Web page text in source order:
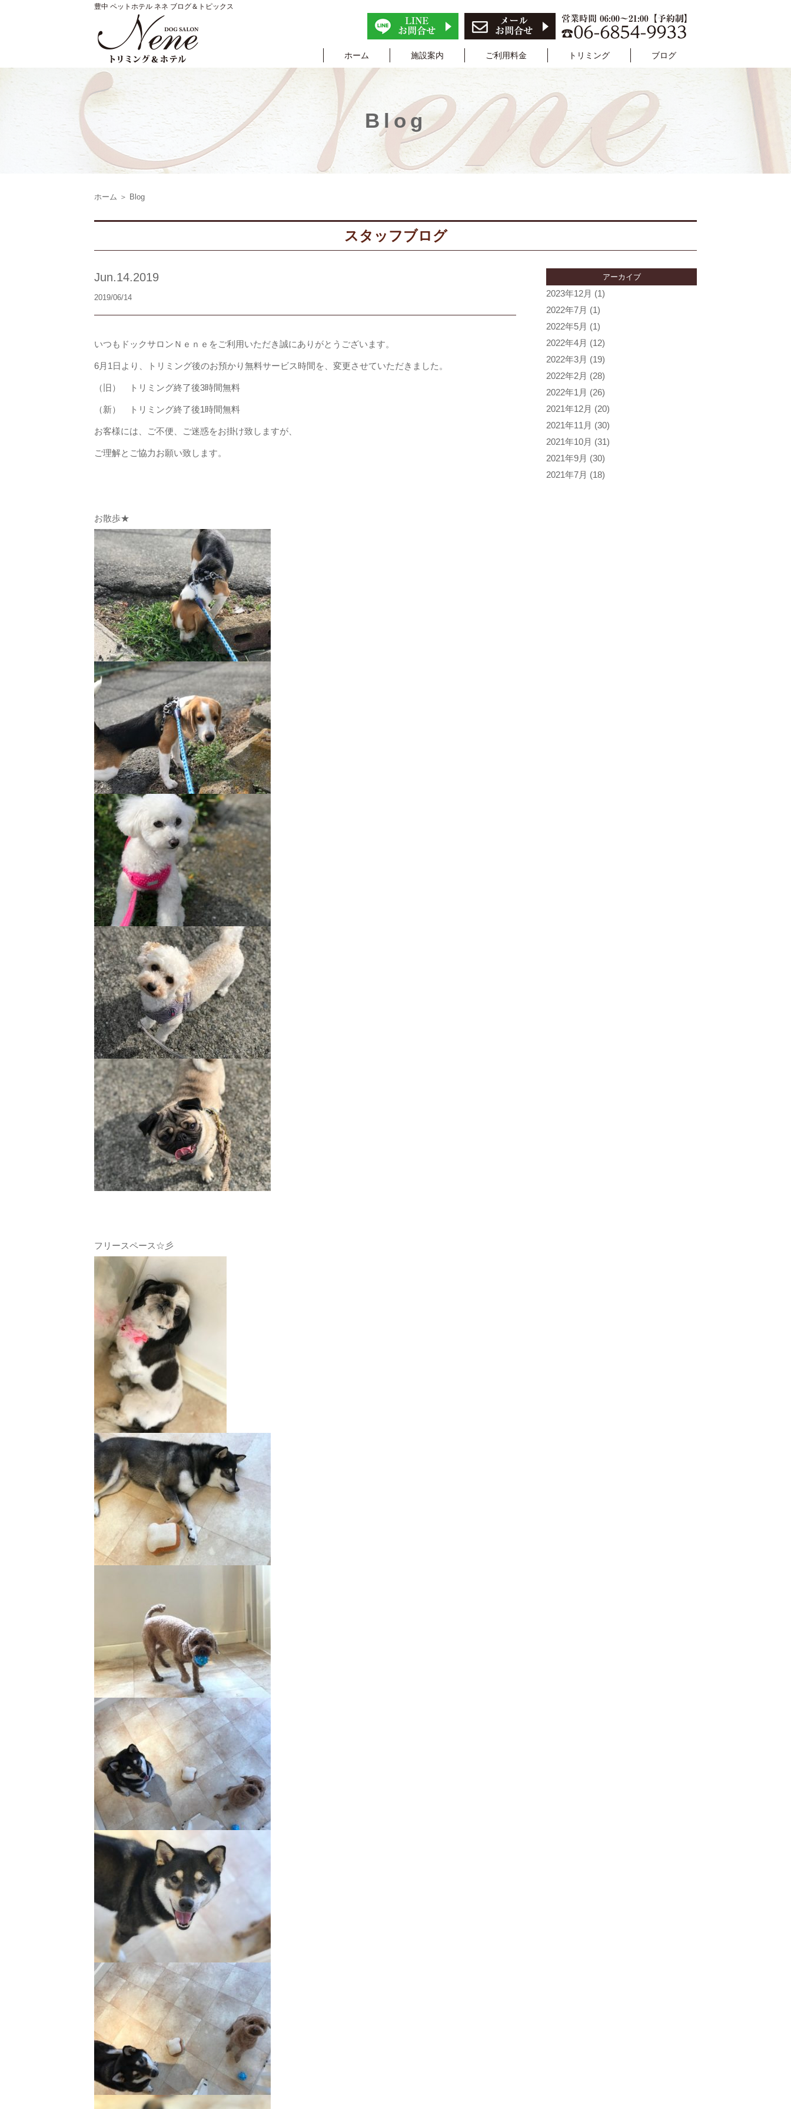
豊中 ペットホテル ネネ ブログ＆トピックス
ホーム 施設案内 ご利用料金 トリミング ブログ
Blog
ホーム ＞ Blog
スタッフブログ
Jun.14.2019
2019/06/14
いつもドックサロンＮｅｎｅをご利用いただき誠にありがとうございます。
6月1日より、トリミング後のお預かり無料サービス時間を、変更させていただきました。
（旧） トリミング終了後3時間無料
（新） トリミング終了後1時間無料
お客様には、ご不便、ご迷惑をお掛け致しますが、
ご理解とご協力お願い致します。
お散歩★
フリースペース☆彡
アーカイブ
2023年12月 (1)
2022年7月 (1)
2022年5月 (1)
2022年4月 (12)
2022年3月 (19)
2022年2月 (28)
2022年1月 (26)
2021年12月 (20)
2021年11月 (30)
2021年10月 (31)
2021年9月 (30)
2021年7月 (18)